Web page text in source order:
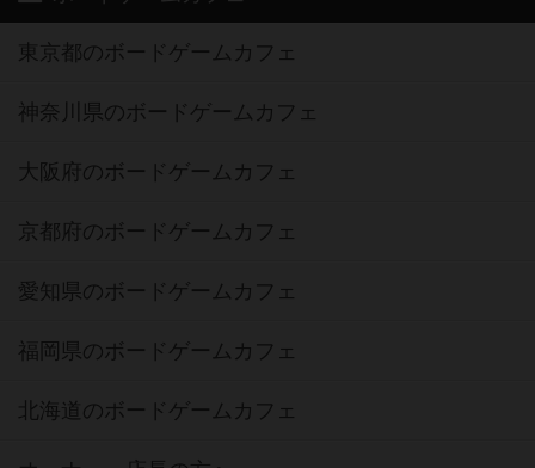
東京都のボードゲームカフェ
神奈川県のボードゲームカフェ
大阪府のボードゲームカフェ
京都府のボードゲームカフェ
愛知県のボードゲームカフェ
福岡県のボードゲームカフェ
北海道のボードゲームカフェ